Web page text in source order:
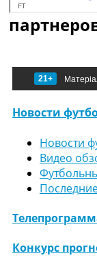
21+
Новости
Новости
Видео
Конкурс